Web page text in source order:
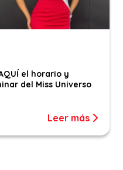
el horario y
del Miss Universo
Leer más